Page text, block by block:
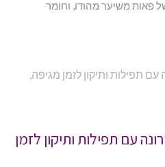
פאות משיער מהודו, וחומר
עם תפילות ותיקון לזמן